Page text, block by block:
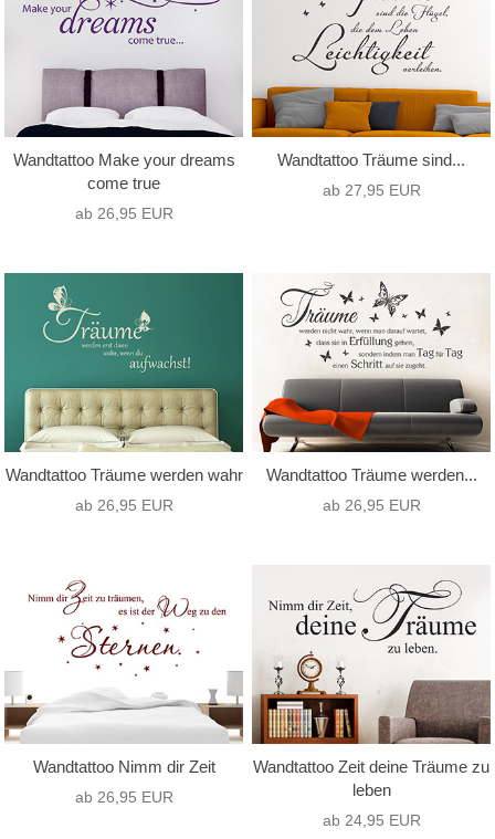
Wandtattoo Make your dreams
come true
ab 26,95 EUR
Wandtattoo Träume sind...
ab 27,95 EUR
Wandtattoo Träume werden wahr
ab 26,95 EUR
Wandtattoo Träume werden...
ab 26,95 EUR
Wandtattoo Nimm dir Zeit
ab 26,95 EUR
Wandtattoo Zeit deine Träume zu
leben
ab 24,95 EUR